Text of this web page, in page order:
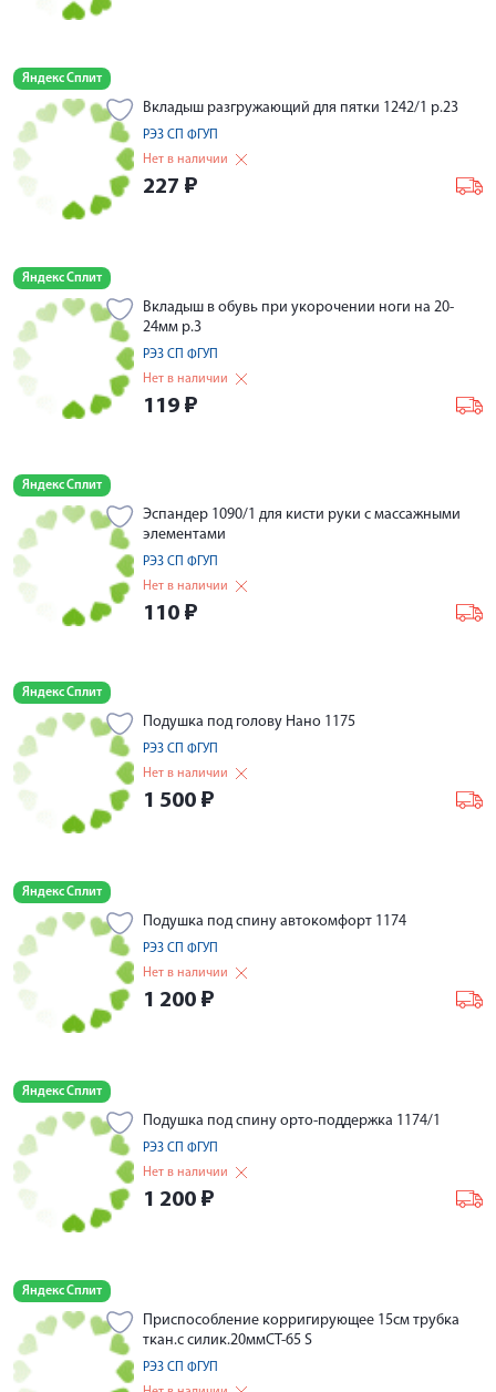
Яндекс Сплит
Вкладыш разгружающий для пятки 1242/1 р.23
РЭЗ СП ФГУП
Нет в наличии
227 ₽
Яндекс Сплит
Вкладыш в обувь при укорочении ноги на 20-
24мм р.3
РЭЗ СП ФГУП
Нет в наличии
119 ₽
Яндекс Сплит
Эспандер 1090/1 для кисти руки с массажными
элементами
РЭЗ СП ФГУП
Нет в наличии
110 ₽
Яндекс Сплит
Подушка под голову Нано 1175
РЭЗ СП ФГУП
Нет в наличии
1 500 ₽
Яндекс Сплит
Подушка под спину автокомфорт 1174
РЭЗ СП ФГУП
Нет в наличии
1 200 ₽
Яндекс Сплит
Подушка под спину орто-поддержка 1174/1
РЭЗ СП ФГУП
Нет в наличии
1 200 ₽
Яндекс Сплит
Приспособление корригирующее 15см трубка
ткан.с силик.20ммСТ-65 S
РЭЗ СП ФГУП